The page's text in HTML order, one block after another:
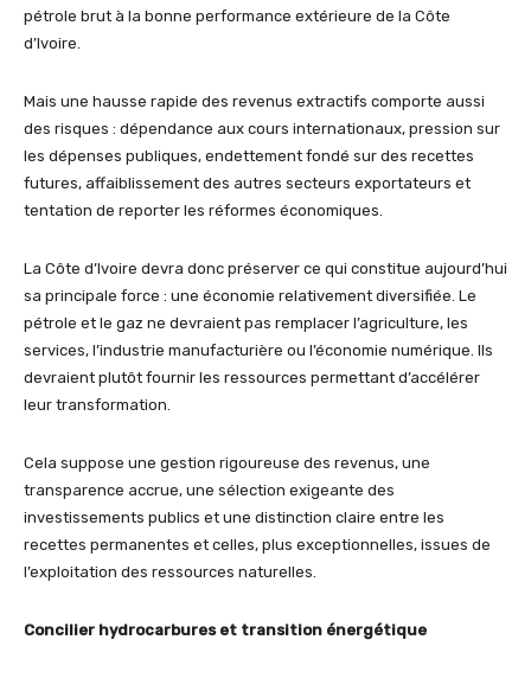
pétrole brut à la bonne performance extérieure de la Côte
d’Ivoire.
Mais une hausse rapide des revenus extractifs comporte aussi
des risques : dépendance aux cours internationaux, pression sur
les dépenses publiques, endettement fondé sur des recettes
futures, affaiblissement des autres secteurs exportateurs et
tentation de reporter les réformes économiques.
La Côte d’Ivoire devra donc préserver ce qui constitue aujourd’hui
sa principale force : une économie relativement diversifiée. Le
pétrole et le gaz ne devraient pas remplacer l’agriculture, les
services, l’industrie manufacturière ou l’économie numérique. Ils
devraient plutôt fournir les ressources permettant d’accélérer
leur transformation.
Cela suppose une gestion rigoureuse des revenus, une
transparence accrue, une sélection exigeante des
investissements publics et une distinction claire entre les
recettes permanentes et celles, plus exceptionnelles, issues de
l’exploitation des ressources naturelles.
Concilier hydrocarbures et transition énergétique